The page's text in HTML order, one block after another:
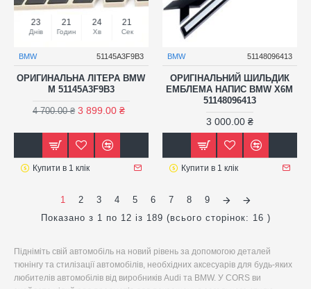
23
Днів
21
Годин
24
Хв
20
Сек
BMW 51145A3F9B3
ОРИГИНАЛЬНА ЛІТЕРА BMW
M 51145A3F9B3
4 700.00 ₴ 3 899.00 ₴
Купити в 1 клік
BMW 51148096413
ОРИГІНАЛЬНИЙ ШИЛЬДИК
ЕМБЛЕМА НАПИС BMW X6M
51148096413
3 000.00 ₴
Купити в 1 клік
1 2 3 4 5 6 7 8
9
Показано з 1 по 12 із 189 (всього сторінок: 16 )
Підніміть свій автомобіль на новий рівень за допомогою деталей
тюнінгу та стилізації автомобілів, необхідних аксесуарів для будь-яких
любителів автомобілів від виробників Audi та BMW. У CORS ви